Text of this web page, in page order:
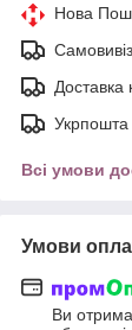
Нова
Самовивіз
Доставка
Укрпошта
Всі умови
Умови
Ви